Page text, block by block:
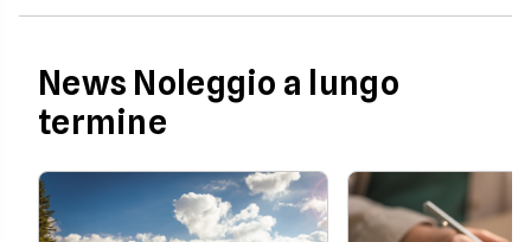
News Noleggio a lungo
termine